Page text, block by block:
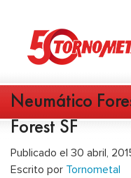
Neumático
Forest SF
Publicado el 30 abril,
Escrito por Tornometal